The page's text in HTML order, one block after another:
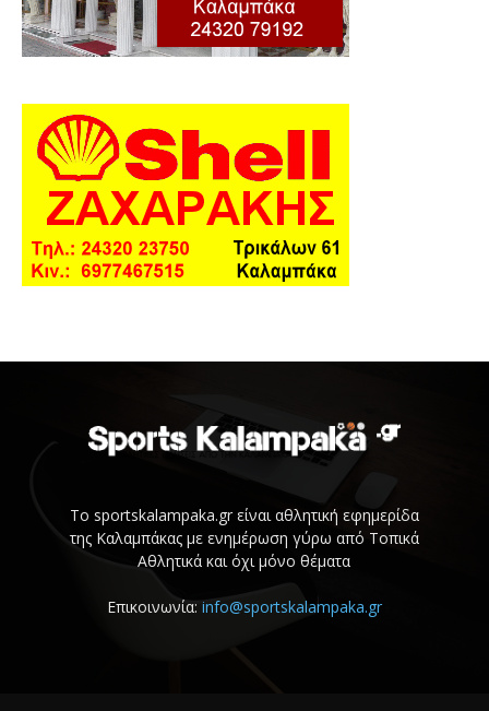
Το sportskalampaka.gr είναι αθλητική εφημερίδα
της Καλαμπάκας με ενημέρωση γύρω από Τοπικά
Αθλητικά και όχι μόνο θέματα
Επικοινωνία: info@sportskalampaka.gr